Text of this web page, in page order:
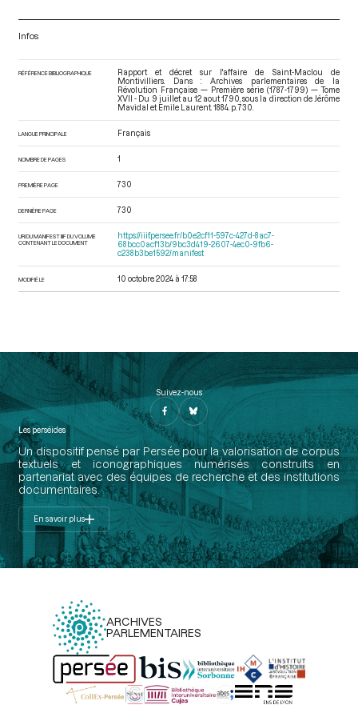
Infos
RÉFÉRENCE BIBLIOGRAPHIQUE
Rapport et décret sur l'affaire de Saint-Maclou de
Montivilliers. Dans : Archives parlementaires de la
Révolution Française — Première série (1787-1799) — Tome
XVII - Du 9 juillet au 12 aout 1790 , sous la direction de Jérôme
Mavidal et Emile Laurent. 1884. p. 730.
LANGUE PRINCIPALE Français
NOMBRE DE PAGES 1
PREMIÈRE PAGE 730
DERNIÈRE PAGE 730
URI DU MANIFEST IIIF DU VOLUME
CONTENANT LE DOCUMENT
https://iiif.persee.fr/b0e2cf11-597c-427d-8ac7-
68bcc0acf13b/9bc3d419-2607-4ec0-9fb6-
c238b3be1592/manifest
MODIFIÉ LE 10 octobre 2024 à 17:58
Suivez-nous
Les perséides
Un dispositif pensé par Persée pour la valorisation de corpus
textuels et iconographiques numérisés construits en
partenariat avec des équipes de recherche et des institutions
documentaires.
En savoir plus
ARCHIVES
PARLEMENTAIRES